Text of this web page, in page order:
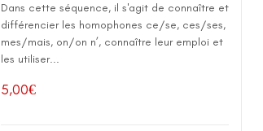
Dans cette séquence, il s'agit de connaître et
différencier les homophones ce/se, ces/ses,
mes/mais, on/on n’, connaître leur emploi et
les utiliser...
5,00€